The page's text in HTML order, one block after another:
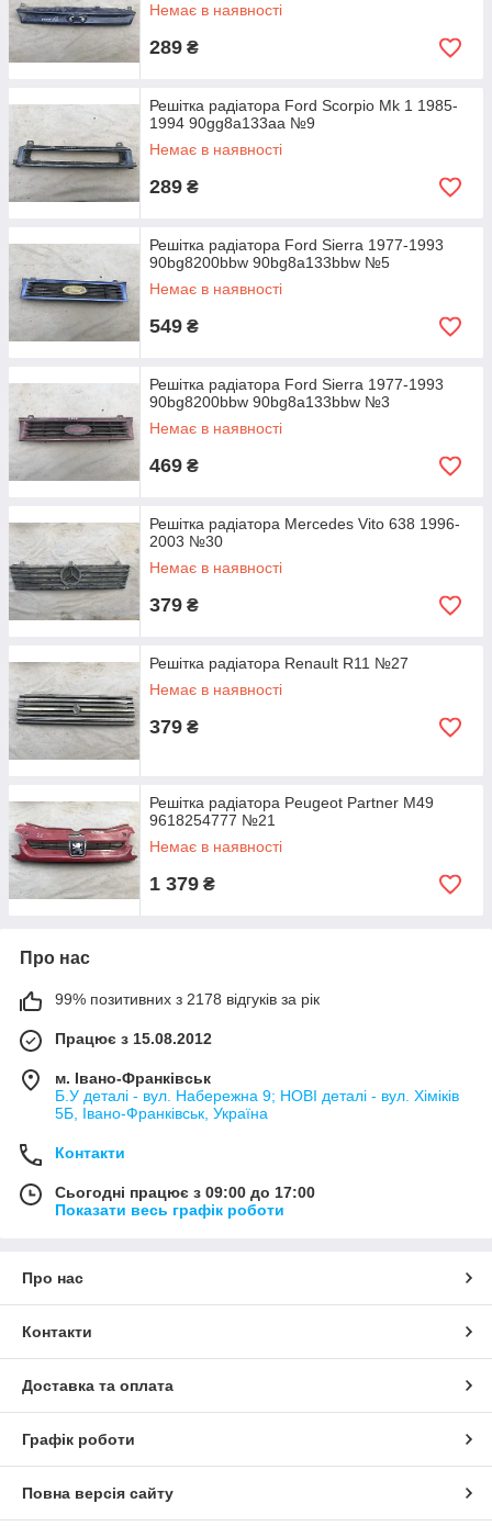
Немає в наявності
289 ₴
Решітка радіатора Ford Scorpio Mk 1 1985-
1994 90gg8a133aa №9
Немає в наявності
289 ₴
Решітка радіатора Ford Sierra 1977-1993
90bg8200bbw 90bg8a133bbw №5
Немає в наявності
549 ₴
Решітка радіатора Ford Sierra 1977-1993
90bg8200bbw 90bg8a133bbw №3
Немає в наявності
469 ₴
Решітка радіатора Mercedes Vito 638 1996-
2003 №30
Немає в наявності
379 ₴
Решітка радіатора Renault R11 №27
Немає в наявності
379 ₴
Решітка радіатора Peugeot Partner M49
9618254777 №21
Немає в наявності
1 379 ₴
Про нас
99% позитивних з 2178 відгуків за рік
Працює з 15.08.2012
м. Івано-Франківськ
Б.У деталі - вул. Набережна 9; НОВІ деталі - вул. Хіміків
5Б, Івано-Франківськ, Україна
Контакти
Сьогодні працює з 09:00 до 17:00
Показати весь графік роботи
Про нас
Контакти
Доставка та оплата
Графік роботи
Повна версія сайту